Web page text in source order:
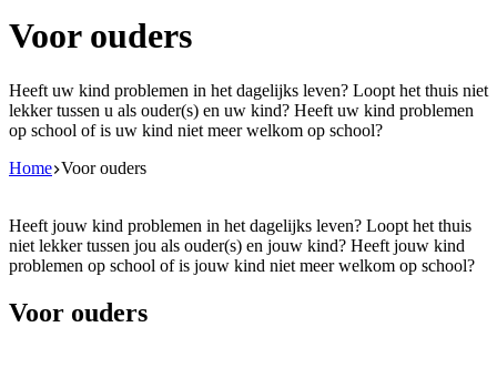
Voor ouders
Heeft uw kind problemen in het dagelijks leven? Loopt het thuis niet
lekker tussen u als ouder(s) en uw kind? Heeft uw kind problemen
op school of is uw kind niet meer welkom op school?
Home Voor ouders
Heeft jouw kind problemen in het dagelijks leven? Loopt het thuis
niet lekker tussen jou als ouder(s) en jouw kind? Heeft jouw kind
problemen op school of is jouw kind niet meer welkom op school?
Voor ouders